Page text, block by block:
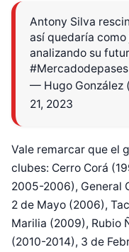
Antony Silva
así quedaría
analizando su
#Mercadodepases
— Hugo González
21, 2023
Vale remarcar que el
clubes: Cerro Corá
2005-2006), General
2 de Mayo (2006),
Marilia (2009), Rubio
(2010-2014), 3 de